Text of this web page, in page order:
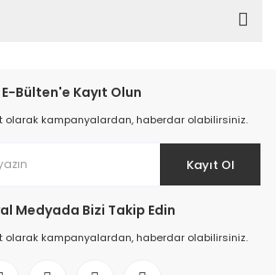
E-Bülten'e Kayıt Olun
olarak kampanyalardan, haberdar olabilirsiniz.
Kayıt Ol
Medyada Bizi Takip Edin
olarak kampanyalardan, haberdar olabilirsiniz.